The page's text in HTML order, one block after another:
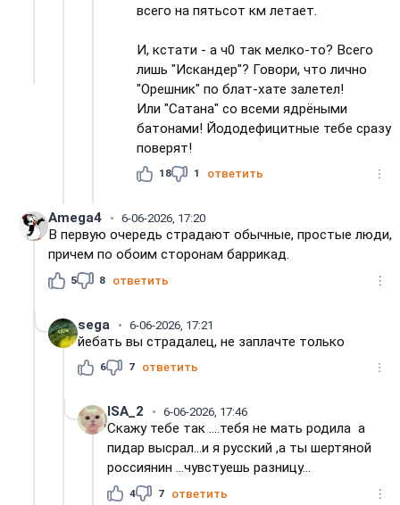
всего на пятьсот км летает.
И, кстати - а ч0 так мелко-то? Всего
лишь "Искандер"? Говори, что лично
"Орешник" по блат-хате залетел!
Или "Сатана" со всеми ядрёными
батонами! Йододефицитные тебе сразу
поверят!
18 1 ответить
Amega4 6-06-2026, 17:20
В первую очередь страдают обычные, простые люди,
причем по обоим сторонам баррикад.
5 8 ответить
sega 6-06-2026, 17:21
йебать вы страдалец, не заплачте только
6 7 ответить
ISA_2 6-06-2026, 17:46
Скажу тебе так ....тебя не мать родила а
пидар высрал...и я русский ,а ты шертяной
россиянин ...чувстуешь разницу...
4 7 ответить